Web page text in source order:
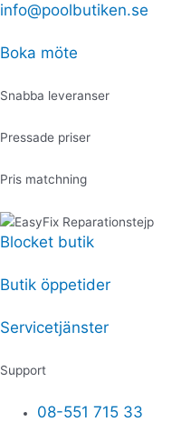
Hoppa
innehåll
info@poolbutiken.se
Boka möte
Snabba leveranser
Pressade priser
Pris matchning
Blocket butik
Butik öppetider
Servicetjänster
Support
08-551 715 33
Produktsökning
Produktsökning
Kablage
-
FloPro